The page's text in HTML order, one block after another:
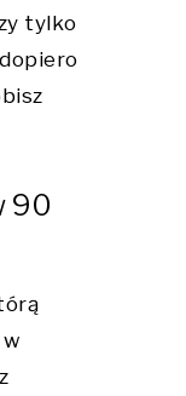
tylko
90